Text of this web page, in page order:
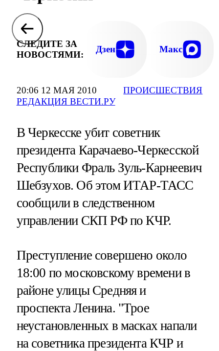
20:06 12 МАЯ 2010
РЕДАКЦИЯ ВЕСТИ.РУ
ПРОИСШЕСТВИЯ
СЛЕДИТЕ ЗА
НОВОСТЯМИ:
Дзен Макс
В Черкесске убит советник
президента Карачаево-Черкесской
Республики Фраль Зуль-Карнеевич
Шебзухов. Об этом ИТАР-ТАСС
сообщили в следственном
управлении СКП РФ по КЧР.
Преступление совершено около
18:00 по московскому времени в
районе улицы Средняя и
проспекта Ленина. "Трое
неустановленных в масках напали
на советника президента КЧР и